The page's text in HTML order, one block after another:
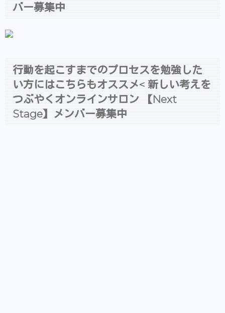
バー募集中
行動を起こすまでのプロセスを勉強した
い方にはこちらもオススメ< 新しい考えを
つぶやくオンラインサロン 【Next
Stage】メンバー募集中